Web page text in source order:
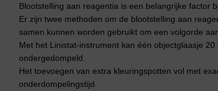
Blootstelling aan reagentia is een belangrijke factor
Er zijn twee methoden om de blootstelling aan
samen kunnen worden gebruikt om een ​​volgorde
Met het Linistat-instrument kan één objectglaasje
ondergedompeld.
Het toevoegen van extra kleuringspotten vol met
onderdompelingstijd.